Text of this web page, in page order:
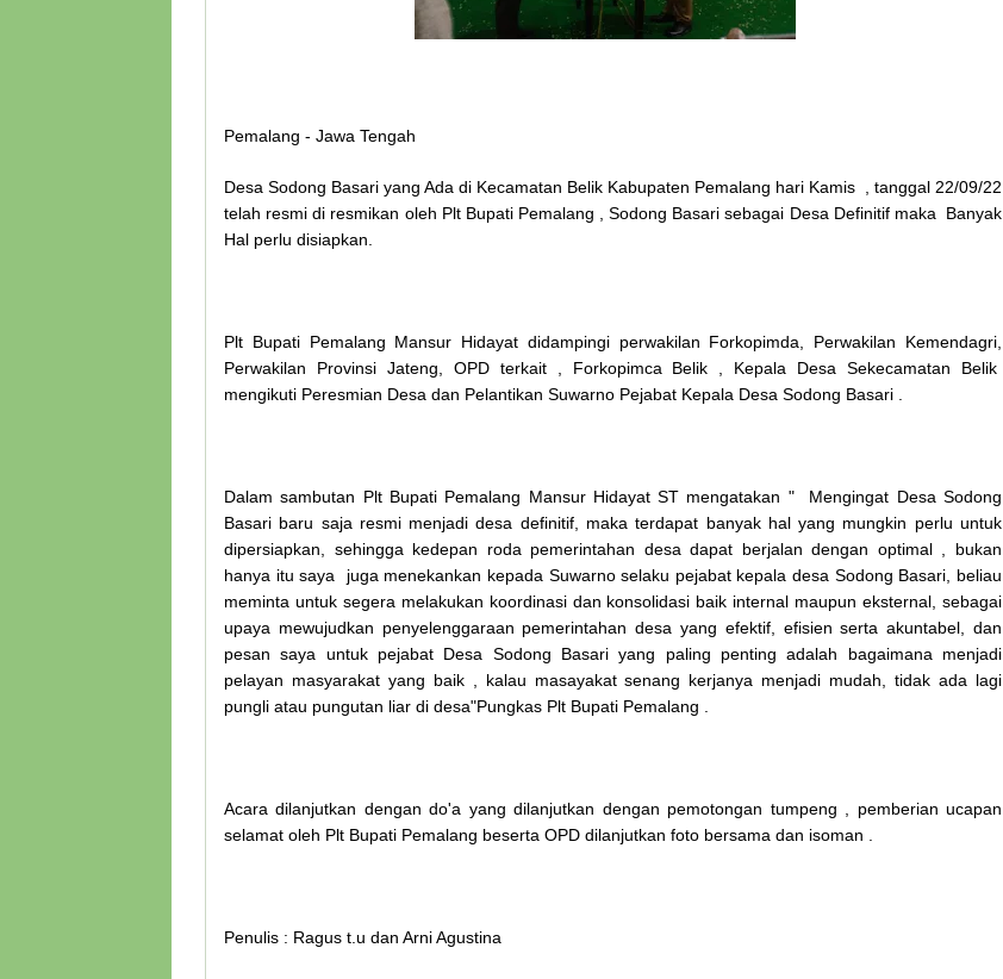
Pemalang - Jawa Tengah
Desa Sodong Basari yang Ada di Kecamatan Belik Kabupaten Pemalang hari Kamis , tanggal 22/09/22
telah resmi di resmikan oleh Plt Bupati Pemalang , Sodong Basari sebagai Desa Definitif maka Banyak
Hal perlu disiapkan.
Plt Bupati Pemalang Mansur Hidayat didampingi perwakilan Forkopimda, Perwakilan Kemendagri,
Perwakilan Provinsi Jateng, OPD terkait , Forkopimca Belik , Kepala Desa Sekecamatan Belik
mengikuti Peresmian Desa dan Pelantikan Suwarno Pejabat Kepala Desa Sodong Basari .
Dalam sambutan Plt Bupati Pemalang Mansur Hidayat ST mengatakan " Mengingat Desa Sodong
Basari baru saja resmi menjadi desa definitif, maka terdapat banyak hal yang mungkin perlu untuk
dipersiapkan, sehingga kedepan roda pemerintahan desa dapat berjalan dengan optimal , bukan
hanya itu saya juga menekankan kepada Suwarno selaku pejabat kepala desa Sodong Basari, beliau
meminta untuk segera melakukan koordinasi dan konsolidasi baik internal maupun eksternal, sebagai
upaya mewujudkan penyelenggaraan pemerintahan desa yang efektif, efisien serta akuntabel, dan
pesan saya untuk pejabat Desa Sodong Basari yang paling penting adalah bagaimana menjadi
pelayan masyarakat yang baik , kalau masayakat senang kerjanya menjadi mudah, tidak ada lagi
pungli atau pungutan liar di desa"Pungkas Plt Bupati Pemalang .
Acara dilanjutkan dengan do'a yang dilanjutkan dengan pemotongan tumpeng , pemberian ucapan
selamat oleh Plt Bupati Pemalang beserta OPD dilanjutkan foto bersama dan isoman .
Penulis : Ragus t.u dan Arni Agustina